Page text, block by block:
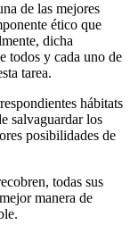
de las mejores
ético que
dicha
todos y cada uno de
tarea.
hábitats
salvaguardar los
posibilidades de
todas sus
manera de